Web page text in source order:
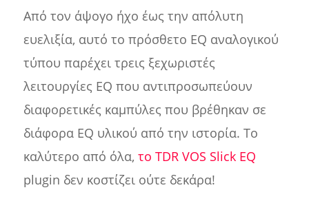
Από τον άψογο ήχο έως την απόλυτη
ευελιξία, αυτό το πρόσθετο EQ αναλογικού
τύπου παρέχει τρεις ξεχωριστές
λειτουργίες EQ που αντιπροσωπεύουν
διαφορετικές καμπύλες που βρέθηκαν σε
διάφορα EQ υλικού από την ιστορία. Το
καλύτερο από όλα, το TDR VOS Slick EQ
plugin δεν κοστίζει ούτε δεκάρα!